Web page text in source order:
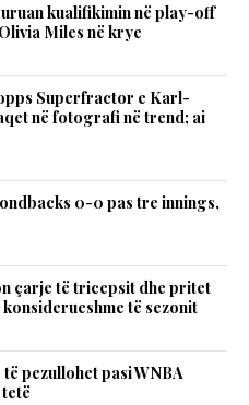
kualifikimin në play-off
Miles në krye
Superfractor e Karl-
në fotografi në trend; ai
0-0 pas tre innings,
çarje të tricepsit dhe pritet
të sezonit
pezullohet pasi WNBA